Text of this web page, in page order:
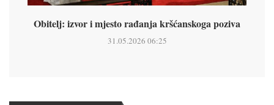
Obitelj: izvor i mjesto rađanja kršćanskoga poziva
31.05.2026 06:25